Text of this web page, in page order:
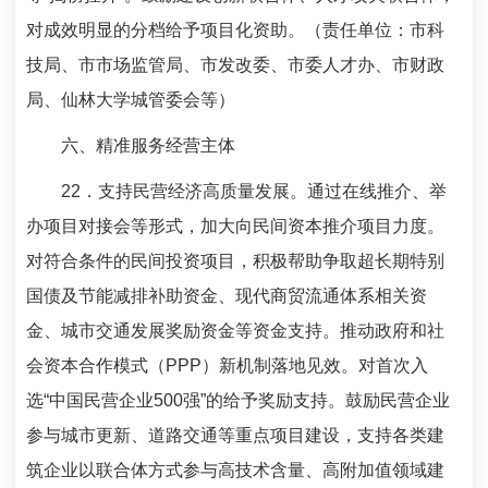
对成效明显的分档给予项目化资助。（责任单位：市科
技局、市市场监管局、市发改委、市委人才办、市财政
局、仙林大学城管委会等）
六、精准服务经营主体
22 ．支持民营经济高质量发展。通过在线推介、举
办项目对接会等形式，加大向民间资本推介项目力度。
对符合条件的民间投资项目，积极帮助争取超长期特别
国债及节能减排补助资金、现代商贸流通体系相关资
金、城市交通发展奖励资金等资金支持。推动政府和社
会资本合作模式（ PPP）新机制落地见效。对首次入
选“中国民营企业500强”的给予奖励支持。鼓励民营企业
参与城市更新、道路交通等重点项目建设，支持各类建
筑企业以联合体方式参与高技术含量、高附加值领域建